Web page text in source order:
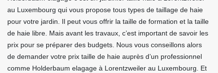
au Luxembourg qui vous propose tous types de taillage de haie
pour votre jardin. Il peut vous offrir la taille de formation et la taille
de haie libre. Mais avant les travaux, c’est important de savoir les
prix pour se préparer des budgets. Nous vous conseillons alors
de demander votre prix taille de haie auprès d’un professionnel
comme Holderbaum elagage à Lorentzweiler au Luxembourg. Et